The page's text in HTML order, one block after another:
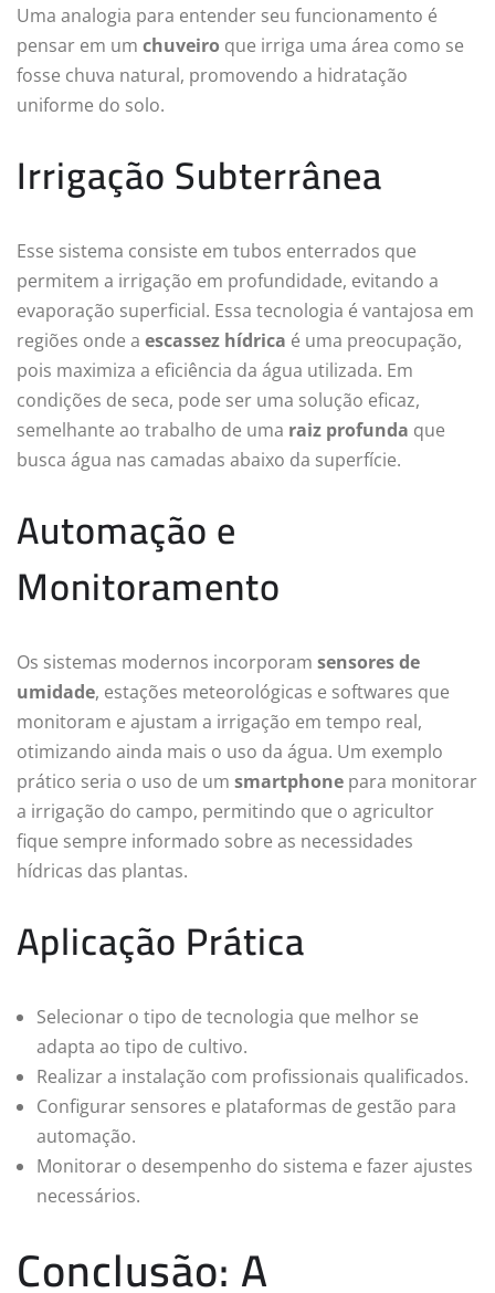
Uma analogia para entender seu funcionamento é
pensar em um chuveiro que irriga uma área como se
fosse chuva natural, promovendo a hidratação
uniforme do solo.
Irrigação Subterrânea
Esse sistema consiste em tubos enterrados que
permitem a irrigação em profundidade, evitando a
evaporação superficial. Essa tecnologia é vantajosa em
regiões onde a escassez hídrica é uma preocupação,
pois maximiza a eficiência da água utilizada. Em
condições de seca, pode ser uma solução eficaz,
semelhante ao trabalho de uma raiz profunda que
busca água nas camadas abaixo da superfície.
Automação e
Monitoramento
Os sistemas modernos incorporam sensores de
umidade, estações meteorológicas e softwares que
monitoram e ajustam a irrigação em tempo real,
otimizando ainda mais o uso da água. Um exemplo
prático seria o uso de um smartphone para monitorar
a irrigação do campo, permitindo que o agricultor
fique sempre informado sobre as necessidades
hídricas das plantas.
Aplicação Prática
Selecionar o tipo de tecnologia que melhor se
adapta ao tipo de cultivo.
Realizar a instalação com profissionais qualificados.
Configurar sensores e plataformas de gestão para
automação.
Monitorar o desempenho do sistema e fazer ajustes
necessários.
Conclusão: A